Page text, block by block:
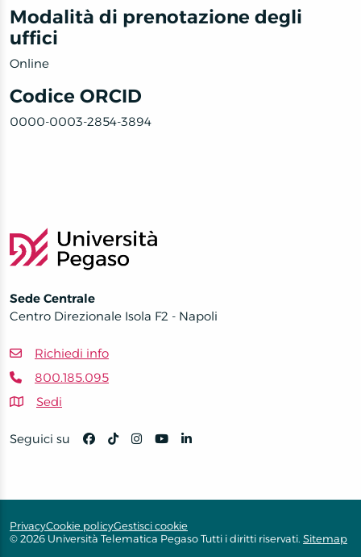
Modalità di prenotazione degli
uffici
Online
Codice ORCID
0000-0003-2854-3894
Sede Centrale
Centro Direzionale Isola F2 - Napoli
Richiedi info
800.185.095
Sedi
Seguici su
PrivacyCookie policyGestisci cookie
© 2026 Università Telematica Pegaso Tutti i diritti riservati. Sitemap